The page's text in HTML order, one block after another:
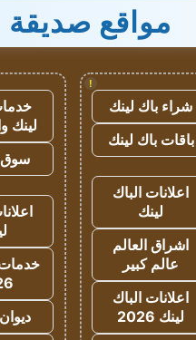
مواقع صديقة
!
شراء باك لينك
باقات باك لينك
اعلانات الباك
لينك
اشراق العالم
عالم كبير
اعلانات الباك
لينك 2026
لينك
سوق
خدمات